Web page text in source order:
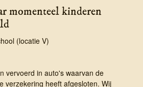
momenteel kinderen
(locatie V)
vervoerd in auto's waarvan de
verzekering heeft afgesloten. Wij